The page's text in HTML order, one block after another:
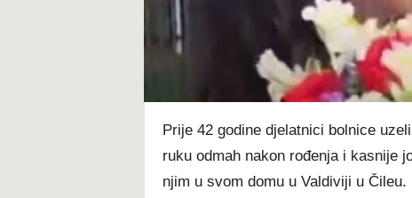
Prije 42 godine djelatnici bolnice
ruku odmah nakon rođenja i kasnije
njim u svom domu u Valdiviji u Čileu.